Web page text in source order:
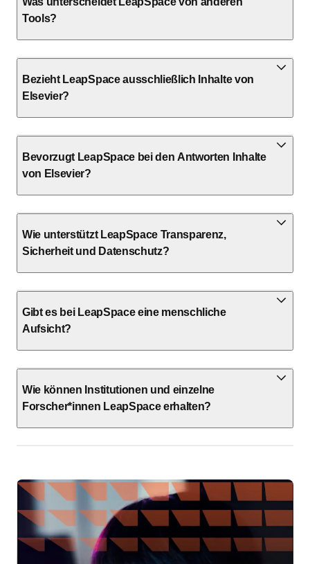
Tools?
Bezieht LeapSpace ausschließlich Inhalte von
Elsevier?
Bevorzugt LeapSpace bei den Antworten Inhalte
von Elsevier?
Wie unterstützt LeapSpace Transparenz,
Sicherheit und Datenschutz?
Gibt es bei LeapSpace eine menschliche
Aufsicht?
Wie können Institutionen und einzelne
Forscher*innen LeapSpace erhalten?